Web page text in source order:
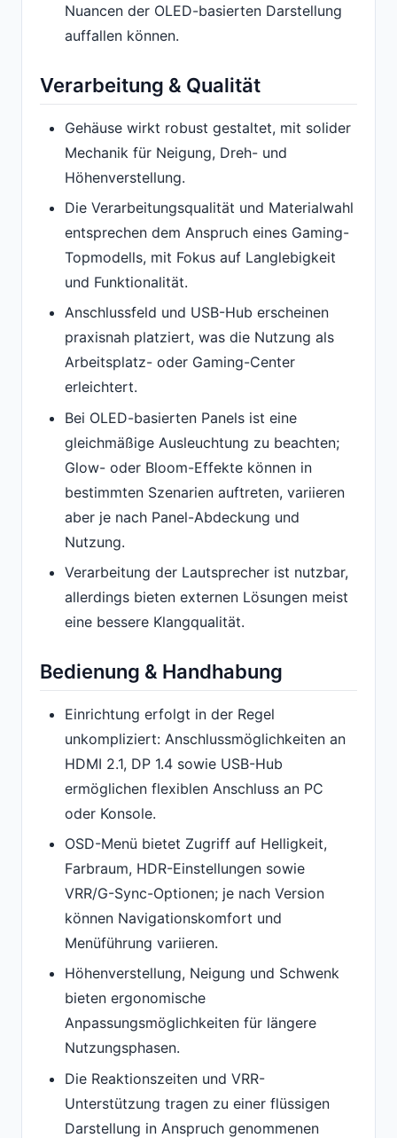
Nuancen der OLED-basierten Darstellung
auffallen können.
Verarbeitung & Qualität
Gehäuse wirkt robust gestaltet, mit solider
Mechanik für Neigung, Dreh- und
Höhenverstellung.
Die Verarbeitungsqualität und Materialwahl
entsprechen dem Anspruch eines Gaming-
Topmodells, mit Fokus auf Langlebigkeit
und Funktionalität.
Anschlussfeld und USB-Hub erscheinen
praxisnah platziert, was die Nutzung als
Arbeitsplatz- oder Gaming-Center
erleichtert.
Bei OLED-basierten Panels ist eine
gleichmäßige Ausleuchtung zu beachten;
Glow- oder Bloom-Effekte können in
bestimmten Szenarien auftreten, variieren
aber je nach Panel-Abdeckung und
Nutzung.
Verarbeitung der Lautsprecher ist nutzbar,
allerdings bieten externen Lösungen meist
eine bessere Klangqualität.
Bedienung & Handhabung
Einrichtung erfolgt in der Regel
unkompliziert: Anschlussmöglichkeiten an
HDMI 2.1, DP 1.4 sowie USB-Hub
ermöglichen flexiblen Anschluss an PC
oder Konsole.
OSD-Menü bietet Zugriff auf Helligkeit,
Farbraum, HDR-Einstellungen sowie
VRR/G-Sync-Optionen; je nach Version
können Navigationskomfort und
Menüführung variieren.
Höhenverstellung, Neigung und Schwenk
bieten ergonomische
Anpassungsmöglichkeiten für längere
Nutzungsphasen.
Die Reaktionszeiten und VRR-
Unterstützung tragen zu einer flüssigen
Darstellung in Anspruch genommenen